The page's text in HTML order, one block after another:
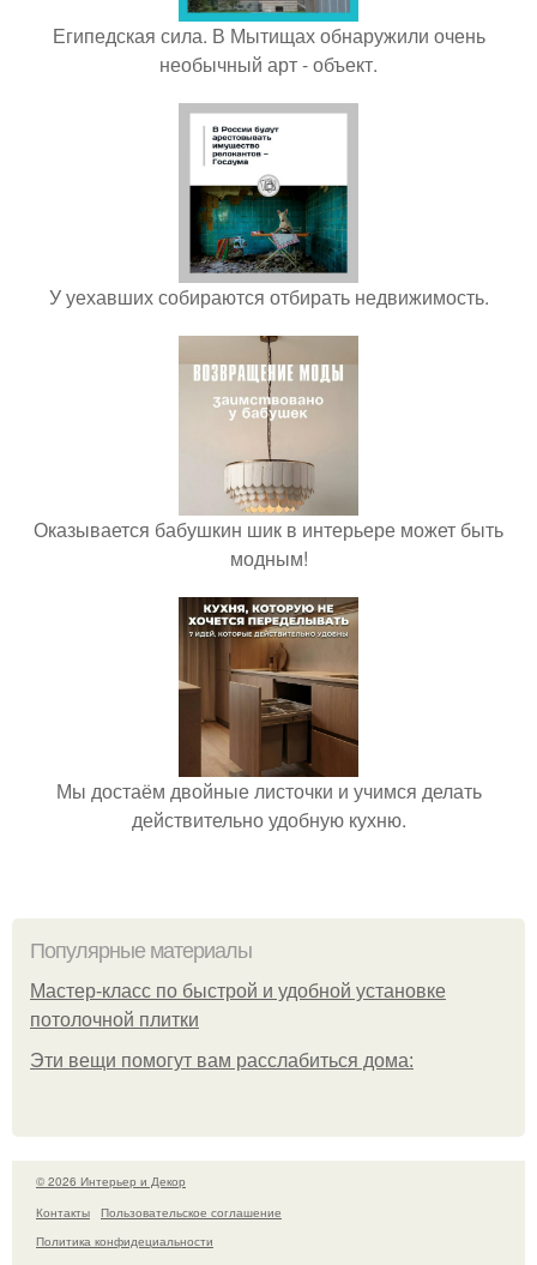
Египедская сила. В Мытищах обнаружили очень
необычный арт - объект.
У уехавших собираются отбирать недвижимость.
Оказывается бабушкин шик в интерьере может быть
модным!
Мы достаём двойные листочки и учимся делать
действительно удобную кухню.
Популярные материалы
Мастер-класс по быстрой и удобной установке
потолочной плитки
Эти вещи помогут вам расслабиться дома:
© 2026 Интерьер и Декор
Контакты
Пользовательское соглашение
Политика конфидециальности